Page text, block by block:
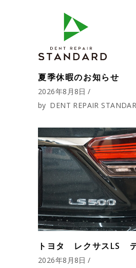
夏季休暇のお知らせ
2026年8月8日
by DENT REPAIR
トヨタ レクサスLS
2026年8月8日